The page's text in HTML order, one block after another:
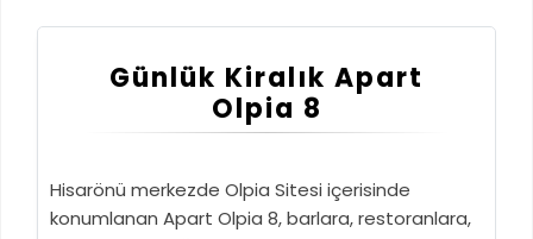
Günlük Kiralık Apart
Olpia 8
Hisarönü merkezde Olpia Sitesi içerisinde
konumlanan Apart Olpia 8, barlara, restoranlara,